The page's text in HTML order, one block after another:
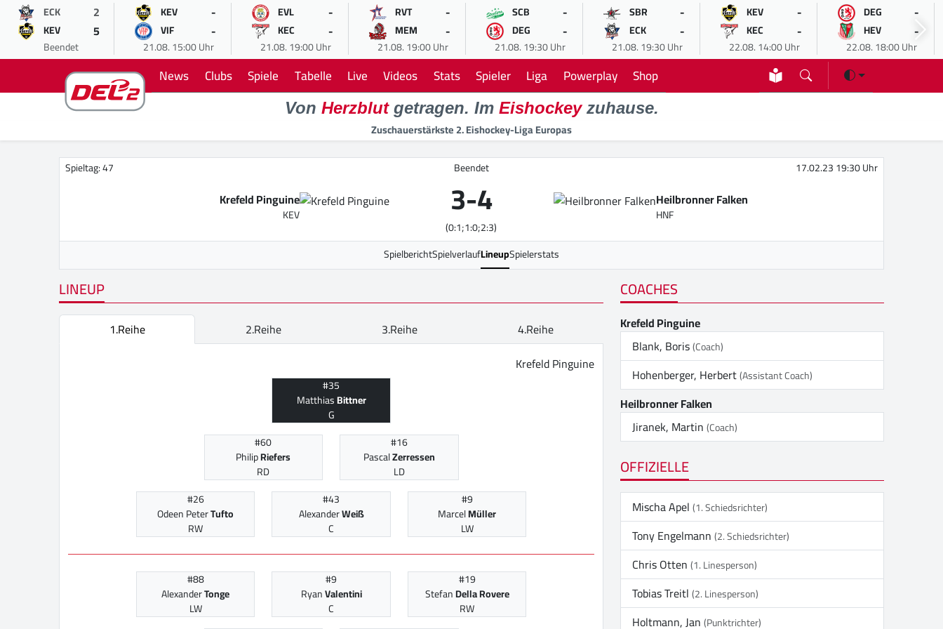
ECK 2
KEV 5
Beendet
KEV -
VIF -
21.08. 15:00 Uhr
EVL -
KEC -
21.08. 19:00 Uhr
RVT -
MEM -
21.08. 19:00 Uhr
SCB -
DEG -
21.08. 19:30 Uhr
SBR -
ECK -
21.08. 19:30 Uhr
KEV -
KEC -
22.08. 14:00 Uhr
DEG -
HEV -
22.08. 18:00 Uhr
News Clubs Spiele Tabelle Live Videos Stats Spieler Liga Powerplay Shop
Von Herzblutgetragen. Im Eishockeyzuhause.
Zuschauerstärkste 2. Eishockey-Liga Europas
Spieltag: 47 Beendet 17.02.23 19:30 Uhr
Krefeld Pinguine
KEV 3-4
(0:1;1:0;2:3)
Heilbronner Falken
HNF
SpielberichtSpielverlaufLineupSpielerstats
LINEUP
1.Reihe 2.Reihe 3.Reihe
4.Reihe
Krefeld Pinguine
#35
MatthiasBittner
G
#60
PhilipRiefers
RD
#16
PascalZerressen
LD
#26
Odeen PeterTufto
RW
#43
AlexanderWeiß
C
#9
MarcelMüller
LW
#88
AlexanderTonge
LW
#9
RyanValentini
C
#19
StefanDella Rovere
RW
COACHES
Krefeld Pinguine
Blank, Boris(Coach)
Hohenberger, Herbert(Assistant Coach)
Heilbronner Falken
Jiranek, Martin(Coach)
OFFIZIELLE
Mischa Apel(1. Schiedsrichter)
Tony Engelmann(2. Schiedsrichter)
Chris Otten(1. Linesperson)
Tobias Treitl(2. Linesperson)
Holtmann, Jan(Punktrichter)